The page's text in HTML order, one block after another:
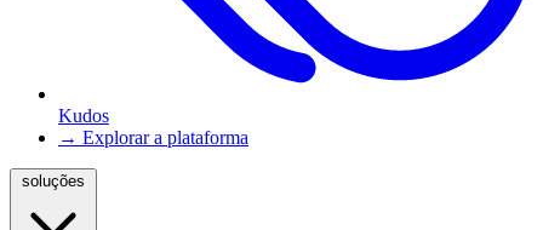
Kudos
→ Explorar a plataforma